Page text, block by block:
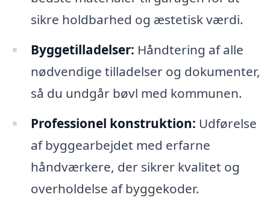
sikre holdbarhed og æstetisk værdi.
Byggetilladelser: Håndtering af alle
nødvendige tilladelser og dokumenter,
så du undgår bøvl med kommunen.
Professionel konstruktion: Udførelse
af byggearbejdet med erfarne
håndværkere, der sikrer kvalitet og
overholdelse af byggekoder.